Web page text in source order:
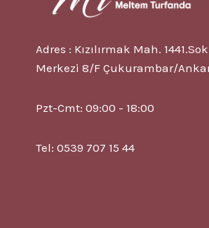
Adres : Kızılırmak Mah.
Merkezi 8/F Çukurambar/
Pzt-Cmt: 09:00 - 18:00
Tel: 0539 707 15 44